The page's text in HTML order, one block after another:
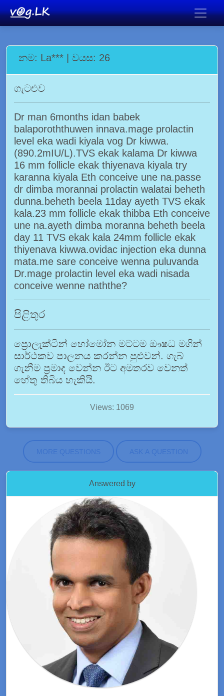
නම: La*** | වයස: 26
ගැටළුව
Dr man 6months idan babek
balaporoththuwen innava.mage prolactin
level eka wadi kiyala vog Dr kiwwa.
(890.2mIU/L).TVS ekak kalama Dr kiwwa
16 mm follicle ekak thiyenava kiyala try
karanna kiyala Eth conceive une na.passe
dr dimba morannai prolactin walatai beheth
dunna.beheth beela 11day ayeth TVS ekak
kala.23 mm follicle ekak thibba Eth conceive
une na.ayeth dimba moranna beheth beela
day 11 TVS ekak kala 24mm follicle ekak
thiyenava kiwwa.ovidac injection eka dunna
mata.me sare conceive wenna puluvanda
Dr.mage prolactin level eka wadi nisada
conceive wenne naththe?
පිළිතුර
ප්‍රොලැක්ටින් හෝමෝන මට්ටම ඖෂධ මගින්
සාර්ථකව පාලනය කරන්න පුළුවන්. ගැබ්
ගැනීම ප්‍රමාද වෙන්න ඊට අමතරව වෙනත්
හේතු තිබිය හැකියි.
Views: 1069
MORE QUESTIONS ASK A QUESTION
Answered by